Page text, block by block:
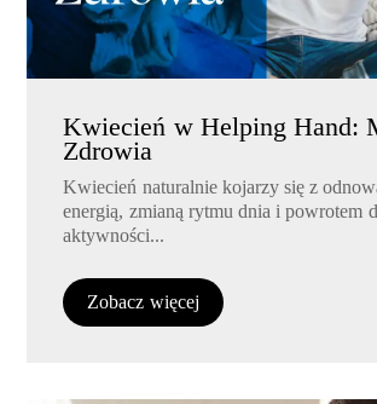
Kwiecień w Helping Hand:
Zdrowia
Kwiecień naturalnie kojarzy się z
energią, zmianą rytmu dnia i powrotem
aktywności...
Zobacz więcej